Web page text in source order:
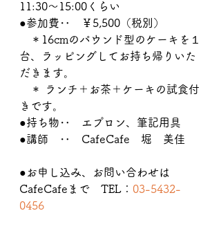
11:30〜15:00くらい
●参加費‥　￥5,500（税別）
＊16cmのパウンド型のケーキを１
台、ラッピングしてお持ち帰りいた
だきます。
＊ ランチ＋お茶＋ケーキの試食付
きです。
●持ち物‥　エプロン、筆記用具
●講師　‥　CafeCafe　堀　美佳
●お申し込み、お問い合わせは
CafeCafeまで　TEL： 03-5432-
0456